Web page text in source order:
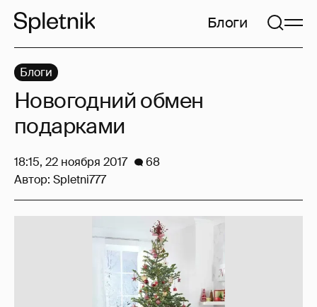
Блоги
Блоги
Новогодний обмен
подарками
18:15, 22 ноября 2017
68
Автор: Spletni777